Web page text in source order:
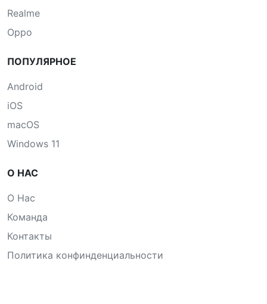
Realme
Oppo
ПОПУЛЯРНОЕ
Android
iOS
macOS
Windows 11
О НАС
О Нас
Команда
Контакты
Политика конфинденциальности